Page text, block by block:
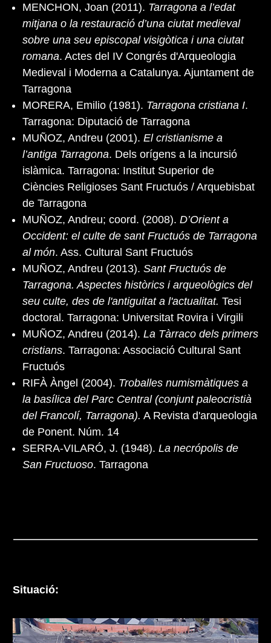
MENCHON, Joan (2011). Tarragona a l’edat
mitjana o la restauració d’una ciutat medieval
sobre una seu episcopal visigòtica i una ciutat
romana. Actes del IV Congrés d'Arqueologia
Medieval i Moderna a Catalunya. Ajuntament de
Tarragona
MORERA, Emilio (1981). Tarragona cristiana I.
Tarragona: Diputació de Tarragona
MUÑOZ, Andreu (2001). El cristianisme a
l’antiga Tarragona. Dels orígens a la incursió
islàmica. Tarragona: Institut Superior de
Ciències Religioses Sant Fructuós / Arquebisbat
de Tarragona
MUÑOZ, Andreu; coord. (2008). D’Orient a
Occident: el culte de sant Fructuós de Tarragona
al món. Ass. Cultural Sant Fructuós
MUÑOZ, Andreu (2013). Sant Fructuós de
Tarragona. Aspectes històrics i arqueològics del
seu culte, des de l'antiguitat a l'actualitat. Tesi
doctoral. Tarragona: Universitat Rovira i Virgili
MUÑOZ, Andreu (2014). La Tàrraco dels primers
cristians. Tarragona: Associació Cultural Sant
Fructuós
RIFÀ Àngel (2004). Troballes numismàtiques a
la basílica del Parc Central (conjunt paleocristià
del Francolí, Tarragona). A Revista d'arqueologia
de Ponent. Núm. 14
SERRA-VILARÓ, J. (1948). La necrópolis de
San Fructuoso. Tarragona
Situació: